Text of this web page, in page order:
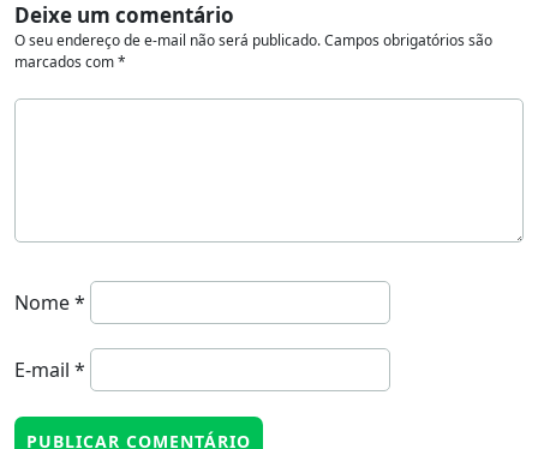
Deixe um comentário
O seu endereço de e-mail não será publicado.Campos obrigatórios são
marcados com*
Nome*
E-mail *